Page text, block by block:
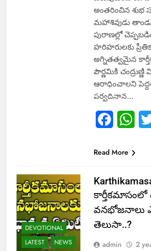
అంతరించిన శుభ
మహాశివుడు
పురాణల్లో
హరిహరులకు
అగ్నితత్వమైన
పౌర్ణమికి చంద్రుణ్ణి
ఆరాధించాలని
పర్వదినాన…
Facebook
Read More
DEVOTIONAL
LATEST
NEWS
కార్తీకమాసంలో
వనభోజనాలు
తెలుసా..?
admin 2